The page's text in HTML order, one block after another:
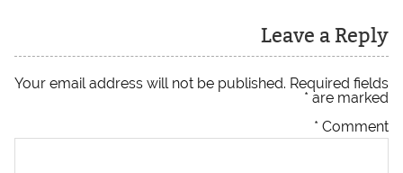
Leave a Reply
Your email address will not be published. Required fields
are marked
*
Comment
*